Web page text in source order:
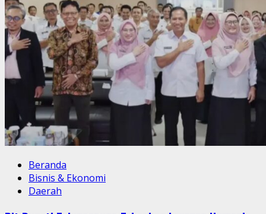
Beranda
Bisnis & Ekonomi
Daerah